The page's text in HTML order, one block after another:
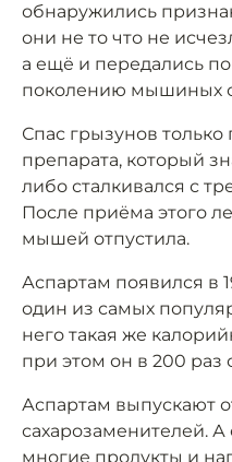
обнаружились
они не то что не
а ещё и передались
поколению мышиных
Спас грызунов
препарата, который
либо сталкивался с
После приёма этого
мышей отпустила.
Аспартам появился в
один из самых
него такая же
при этом он в 200 раз
Аспартам выпускают
сахарозаменителей.
многие продукты и